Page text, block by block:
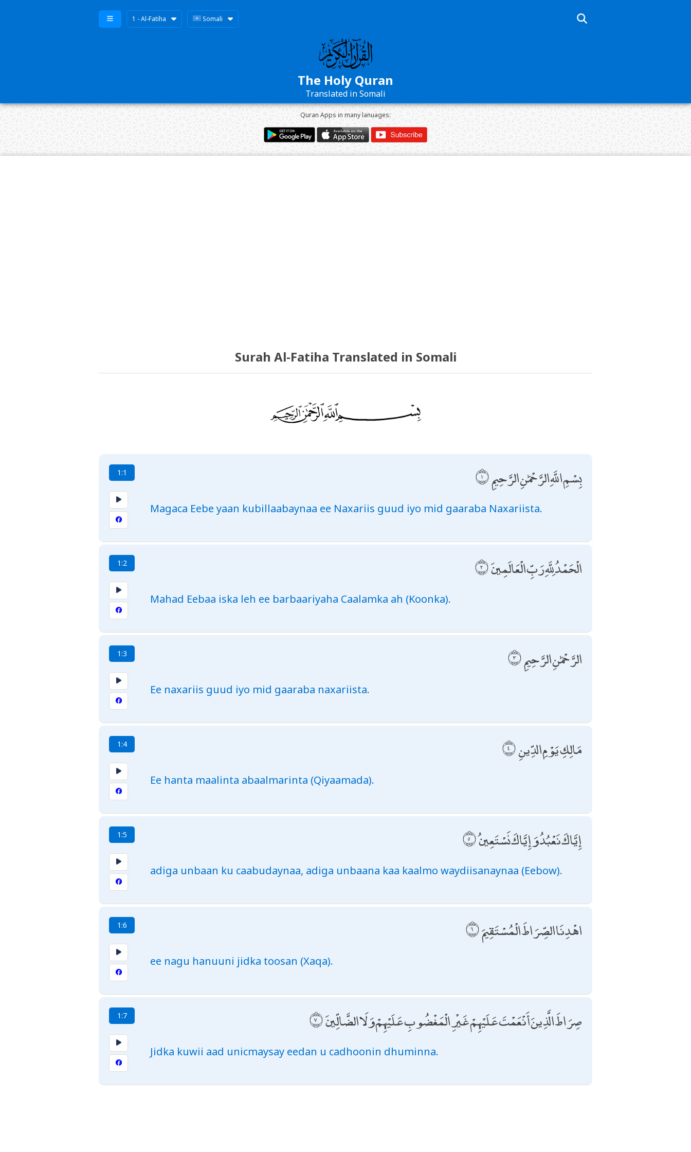
1 - Al-Fatiha Somali
The Holy Quran
Translated in Somali
Quran Apps in many lanuages:
Surah Al-Fatiha Translated in Somali
1:1 بِسْمِ اللَّهِ الرَّحْمَٰنِ الرَّحِيمِ
Magaca Eebe yaan kubillaabaynaa ee Naxariis guud iyo mid gaaraba Naxariista.
1:2 الْحَمْدُ لِلَّهِ رَبِّ الْعَالَمِينَ
Mahad Eebaa iska leh ee barbaariyaha Caalamka ah (Koonka).
1:3 الرَّحْمَٰنِ الرَّحِيمِ
Ee naxariis guud iyo mid gaaraba naxariista.
1:4 مَالِكِ يَوْمِ الدِّينِ
Ee hanta maalinta abaalmarinta (Qiyaamada).
1:5 إِيَّاكَ نَعْبُدُ وَإِيَّاكَ نَسْتَعِينُ
adiga unbaan ku caabudaynaa, adiga unbaana kaa kaalmo waydiisanaynaa (Eebow).
1:6 اهْدِنَا الصِّرَاطَ الْمُسْتَقِيمَ
ee nagu hanuuni jidka toosan (Xaqa).
1:7 صِرَاطَ الَّذِينَ أَنْعَمْتَ عَلَيْهِمْ غَيْرِ الْمَغْضُوبِ عَلَيْهِمْ وَلَا الضَّالِّينَ
Jidka kuwii aad unicmaysay eedan u cadhoonin dhuminna.